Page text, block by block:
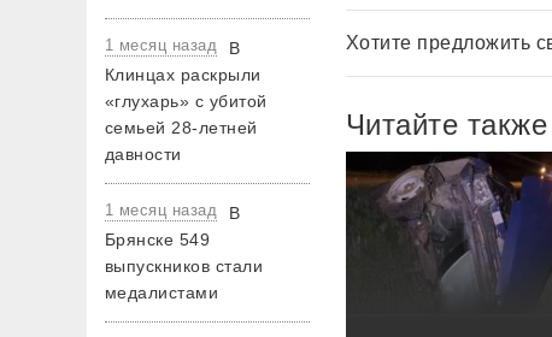
1 месяц назад
В
Клинцах раскрыли
«глухарь» с убитой
семьей 28-летней
давности
1 месяц назад
В
Брянске 549
выпускников стали
медалистами
Хотите предложить
Читайте также